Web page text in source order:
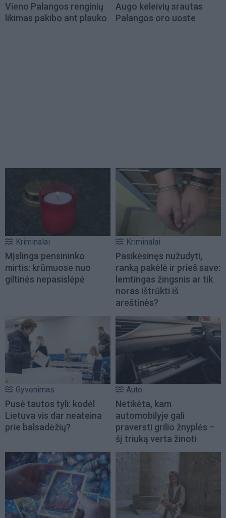
Vieno Palangos renginių
likimas pakibo ant plauko
Augo keleivių srautas
Palangos oro uoste
Kriminalai
Mįslinga pensininko
mirtis: krūmuose nuo
giltinės nepasislėpė
Kriminalai
Pasikėsinęs nužudyti,
ranką pakėlė ir prieš save:
lemtingas žingsnis ar tik
noras ištrūkti iš
areštinės?
Gyvenimas
Pusė tautos tyli: kodėl
Lietuva vis dar neateina
prie balsadėžių?
Auto
Netikėta, kam
automobilyje gali
praversti grilio žnyplės –
šį triuką verta žinoti